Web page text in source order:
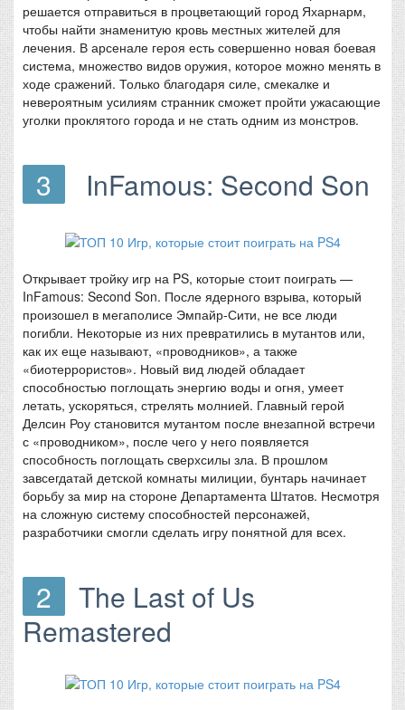
решается отправиться в процветающий город Яхарнарм,
чтобы найти знаменитую кровь местных жителей для
лечения. В арсенале героя есть совершенно новая боевая
система, множество видов оружия, которое можно менять в
ходе сражений. Только благодаря силе, смекалке и
невероятным усилиям странник сможет пройти ужасающие
уголки проклятого города и не стать одним из монстров.
3 InFamous: Second Son
Открывает тройку игр на PS, которые стоит поиграть —
InFamous: Second Son. После ядерного взрыва, который
произошел в мегаполисе Эмпайр-Сити, не все люди
погибли. Некоторые из них превратились в мутантов или,
как их еще называют, «проводников», а также
«биотеррористов». Новый вид людей обладает
способностью поглощать энергию воды и огня, умеет
летать, ускоряться, стрелять молнией. Главный герой
Делсин Роу становится мутантом после внезапной встречи
с «проводником», после чего у него появляется
способность поглощать сверхсилы зла. В прошлом
завсегдатай детской комнаты милиции, бунтарь начинает
борьбу за мир на стороне Департамента Штатов. Несмотря
на сложную систему способностей персонажей,
разработчики смогли сделать игру понятной для всех.
2
The Last of Us
Remastered